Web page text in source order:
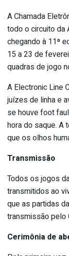
A Chamada
todo o circuito da
chegando à 11ª
15 a 23 de
quadras de jogo
A Electronic Line
juízes de linha e
se houve foot
hora do saque. A
que os olhos
Transmissão
Todos os jogos
transmitidos ao
que as partidas
transmissão pelo
Cerimônia de